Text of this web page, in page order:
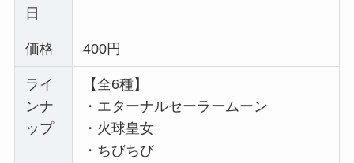
日
価格 400円
ライ
ンナ
ップ
【全6種】
・エターナルセーラームーン
・火球皇女
・ちびちび